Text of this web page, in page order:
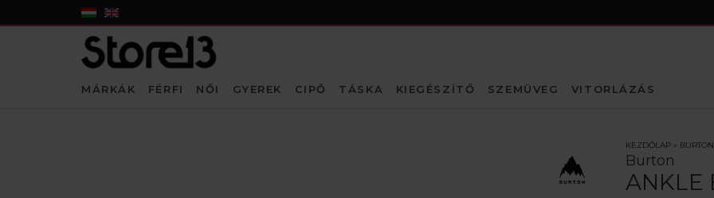
MÁRKÁK FÉRFI NŐI GYEREK CIPŐ TÁSKA KIEGÉSZÍTŐ SZEMÜVEG VITORLÁZÁS
KEZDŐLAP»
Burton
ANKLE